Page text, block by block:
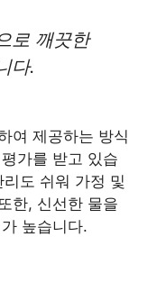
로 깨끗한
다.
여 제공하는 방식
가를 받고 있습
리도 쉬워 가정 및
한, 신선한 물을
높습니다.